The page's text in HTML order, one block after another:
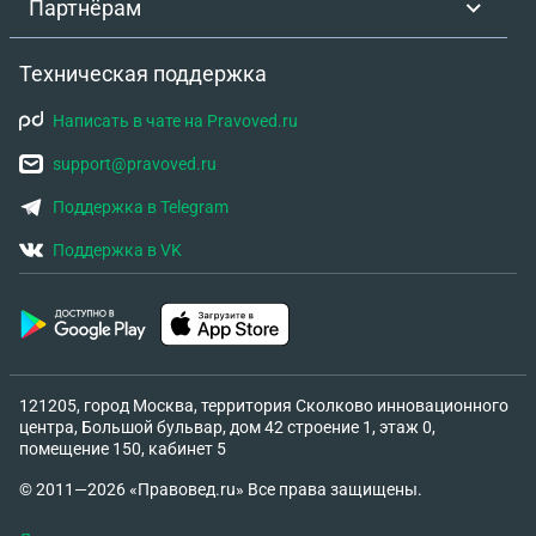
Партнёрам
Техническая поддержка
Написать в чате на Pravoved.ru
support@pravoved.ru
Поддержка в Telegram
Поддержка в VK
121205, город Москва, территория Сколково инновационного
центра, Большой бульвар, дом 42 строение 1, этаж 0,
помещение 150, кабинет 5
© 2011—2026 «Правовед.ru» Все права защищены.